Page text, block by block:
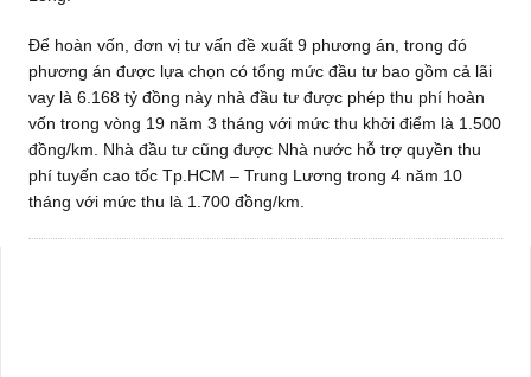
Để hoàn vốn, đơn vị tư vấn đề xuất 9 phương án, trong đó
phương án được lựa chọn có tổng mức đầu tư bao gồm cả lãi
vay là 6.168 tỷ đồng này nhà đầu tư được phép thu phí hoàn
vốn trong vòng 19 năm 3 tháng với mức thu khởi điểm là 1.500
đồng/km. Nhà đầu tư cũng được Nhà nước hỗ trợ quyền thu
phí tuyến cao tốc Tp.HCM – Trung Lương trong 4 năm 10
tháng với mức thu là 1.700 đồng/km.